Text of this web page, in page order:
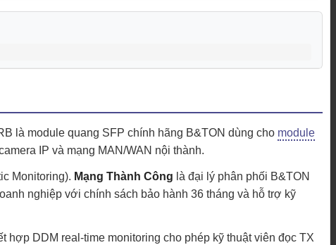
là module quang SFP chính hãng B&TON dùng cho module
IP và mạng MAN/WAN nội thành.
Monitoring). Mạng Thành Công là đại lý phân phối B&TON
nghiệp với chính sách bảo hành 36 tháng và hỗ trợ kỹ
DDM real-time monitoring cho phép kỹ thuật viên đọc TX